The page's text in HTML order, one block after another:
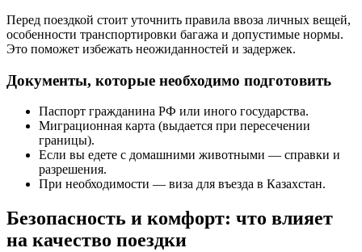
Перед поездкой стоит уточнить правила ввоза личных вещей,
особенности транспортировки багажа и допустимые нормы.
Это поможет избежать неожиданностей и задержек.
Документы, которые необходимо подготовить
Паспорт гражданина РФ или иного государства.
Миграционная карта (выдается при пересечении
границы).
Если вы едете с домашними животными — справки и
разрешения.
При необходимости — виза для въезда в Казахстан.
Безопасность и комфорт: что влияет
на качество поездки